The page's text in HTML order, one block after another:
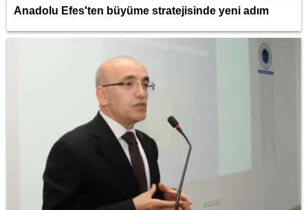
Anadolu Efes'ten büyüme stratejisinde yeni adım